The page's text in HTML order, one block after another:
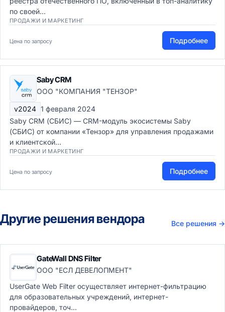
по своей...
ПРОДАЖИ И МАРКЕТИНГ
Цена по запросу Подробнее
Saby CRM
ООО "КОМПАНИЯ "ТЕНЗОР"
v2024 1 февраля 2024
Saby CRM (СБИС) — CRM-модуль экосистемы Saby
(СБИС) от компании «Тензор» для управления продажами
и клиентской...
ПРОДАЖИ И МАРКЕТИНГ
Цена по запросу Подробнее
Другие решения вендора Все решения →
GateWall DNS Filter
ООО "ЕСЛ ДЕВЕЛОПМЕНТ"
UserGate Web Filter осуществляет интернет-фильтрацию
для образовательных учреждений, интернет-
провайдеров, точ...